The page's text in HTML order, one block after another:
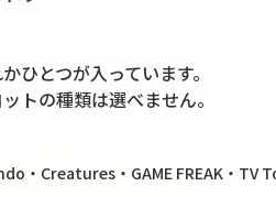
ひとつが入っています。
トの種類は選べません。
・Creatures・GAME FREAK・TV